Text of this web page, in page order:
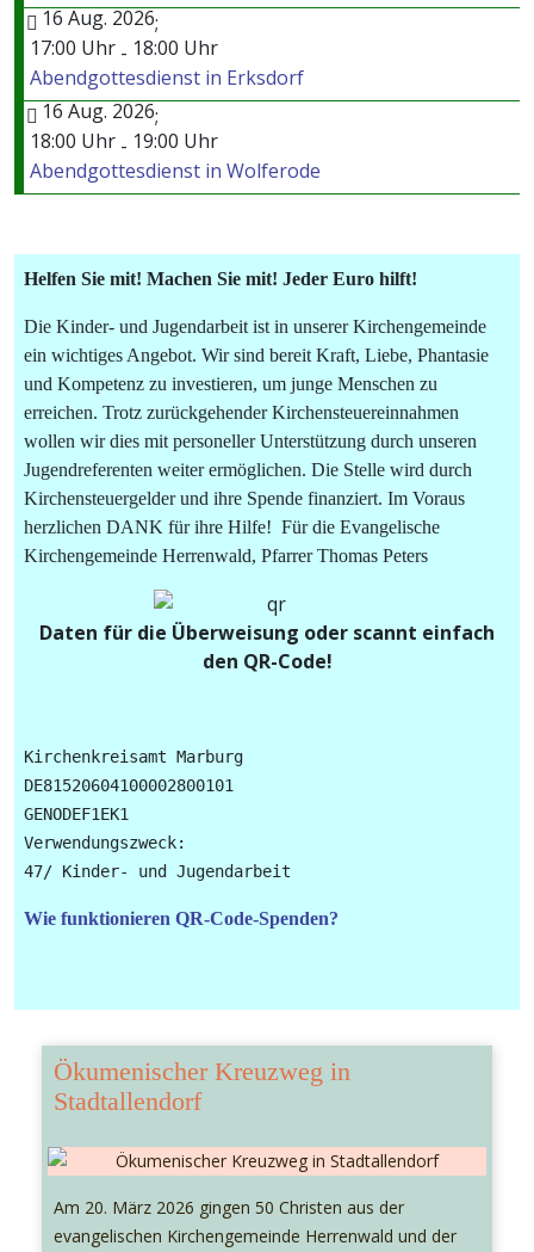
16 Aug. 2026;
17:00 Uhr - 18:00 Uhr
Abendgottesdienst in Erksdorf
16 Aug. 2026;
18:00 Uhr - 19:00 Uhr
Abendgottesdienst in Wolferode
Helfen Sie mit! Machen Sie mit! Jeder Euro hilft!
Die Kinder- und Jugendarbeit ist in unserer Kirchengemeinde
ein wichtiges Angebot. Wir sind bereit Kraft, Liebe, Phantasie
und Kompetenz zu investieren, um junge Menschen zu
erreichen. Trotz zurückgehender Kirchensteuereinnahmen
wollen wir dies mit personeller Unterstützung durch unseren
Jugendreferenten weiter ermöglichen. Die Stelle wird durch
Kirchensteuergelder und ihre Spende finanziert. Im Voraus
herzlichen DANK für ihre Hilfe! Für die Evangelische
Kirchengemeinde Herrenwald, Pfarrer Thomas Peters
Daten für die Überweisung oder scannt einfach
den QR-Code!
Kirchenkreisamt Marburg
DE81520604100002800101
GENODEF1EK1
Verwendungszweck:
Wie funktionieren QR-Code-Spenden?
Ökumenischer Kreuzweg in
Stadtallendorf
Am 20. März 2026 gingen 50 Christen aus der
evangelischen Kirchengemeinde Herrenwald und der